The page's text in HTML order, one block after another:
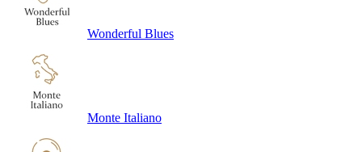
Wonderful Blues
Monte Italiano